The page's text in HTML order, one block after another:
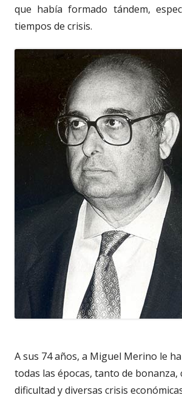
que había formado tándem,
tiempos de crisis.
A sus 74 años, a Miguel Merino le
todas las épocas, tanto de bonanza,
dificultad y diversas crisis